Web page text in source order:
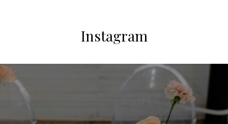
Instagram